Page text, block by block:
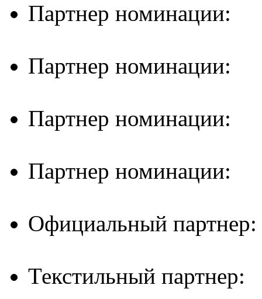
Партнер номинации:
Партнер номинации:
Партнер номинации:
Партнер номинации:
Официальный партнер:
Текстильный партнер: